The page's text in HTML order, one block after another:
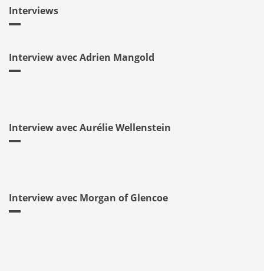
Interviews
Interview avec Adrien Mangold
Interview avec Aurélie Wellenstein
Interview avec Morgan of Glencoe